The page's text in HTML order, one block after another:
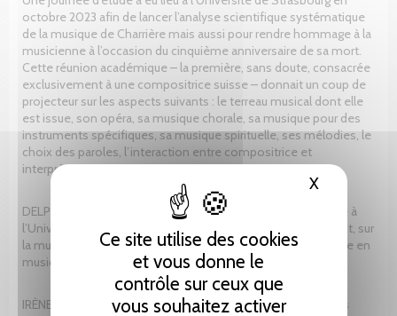
Ce site utilise des cookies
et vous donne le
contrôle sur ceux que
vous souhaitez activer
XMasquer
octobre 2023 afin de lancer l’analyse scientifique systématique
de la musique de Charrière mais aussi pour rendre hommage à la
musicienne à l’occasion du cinquième anniversaire de sa mort.
Cette réunion académique – la première, sans doute, consacrée
exclusivement à une compositrice suisse – donnait un coup de
projecteur sur les aspects suivants : le terreau musical dont elle
est issue, son opéra, sa musique chorale, sa musique pour des
instruments spécifiques, sa musique spirituelle, ses mélodies, le
choix des paroles, l’interaction entre compositrice et
interprètes.
DELPHINE VINCENT est professeuse titulaire en musicologie à
l’Université de Fribourg. Ses recherches portent, notamment, sur
la musique suisse, l’opéra contemporain, les études de genre en
musicologie et la musique de film.
IRÈNE MINDER-JEANNERET est docteure en musicologie ; ses